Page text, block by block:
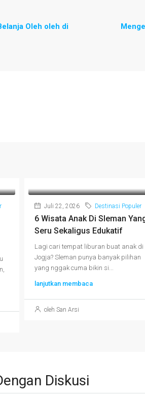
Oleh oleh di
Juli 22, 2026 Destinasi Populer
6 Wisata Anak Di Sleman
Seru Sekaligus Edukatif
Lagi cari tempat liburan buat anak di
Jogja? Sleman punya banyak pilihan
yang nggak cuma bikin si...
lanjutkan membaca
oleh San Arsi
Diskusi